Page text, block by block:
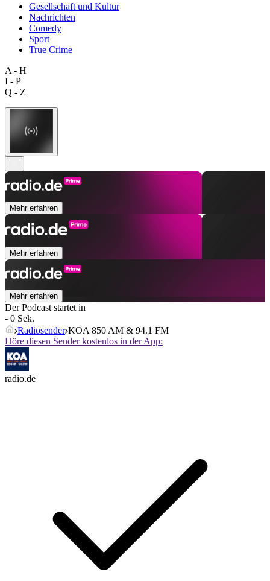
Gesellschaft und Kultur
Nachrichten
Comedy
Sport
True Crime
A - H
I - P
Q - Z
Mehr erfahren
Mehr erfahren
Mehr erfahren
Der Podcast startet in
- 0 Sek.
Radiosender KOA 850 AM & 94.1 FM
Höre diesen Sender kostenlos in der App:
radio.de